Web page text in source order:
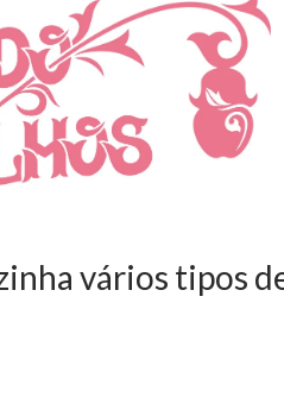
vários tipos